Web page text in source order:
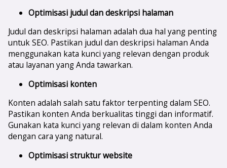
Optimisasi judul dan deskripsi halaman
Judul dan deskripsi halaman adalah dua hal yang penting
untuk SEO. Pastikan judul dan deskripsi halaman Anda
menggunakan kata kunci yang relevan dengan produk
atau layanan yang Anda tawarkan.
Optimisasi konten
Konten adalah salah satu faktor terpenting dalam SEO.
Pastikan konten Anda berkualitas tinggi dan informatif.
Gunakan kata kunci yang relevan di dalam konten Anda
dengan cara yang natural.
Optimisasi struktur website